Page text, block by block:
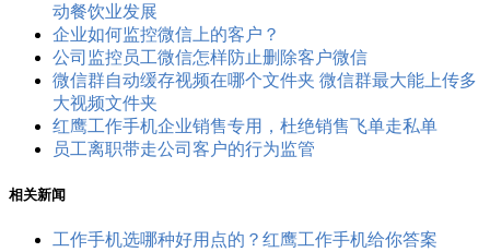
动餐饮业发展
企业如何监控微信上的客户？
公司监控员工​微信怎样防止删除客户微信
微信群自动缓存视频在哪个文件夹 微信群最大能上传多
大视频文件夹
红鹰工作手机企业销售专用，杜绝销售飞单走私单
员工离职带走公司客户的行为监管
相关新闻
工作手机选哪种好用点的？红鹰工作手机给你答案